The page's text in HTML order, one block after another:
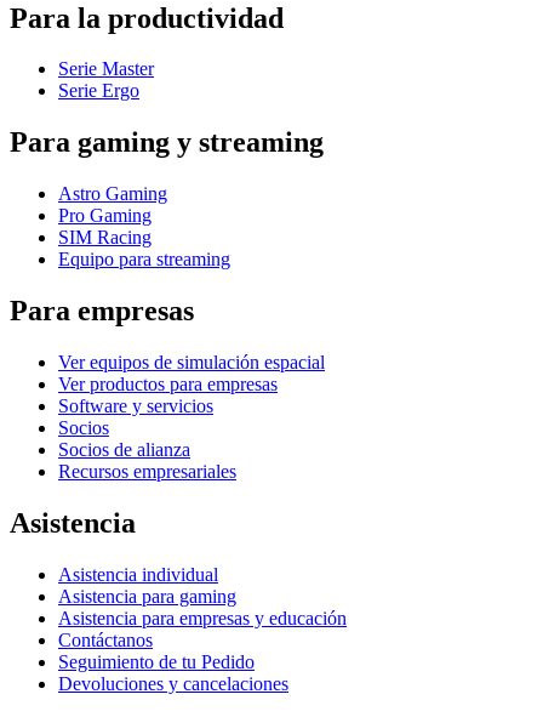
Para la productividad
Serie Master
Serie Ergo
Para gaming y streaming
Astro Gaming
Pro Gaming
SIM Racing
Equipo para streaming
Para empresas
Ver equipos de simulación espacial
Ver productos para empresas
Software y servicios
Socios
Socios de alianza
Recursos empresariales
Asistencia
Asistencia individual
Asistencia para gaming
Asistencia para empresas y educación
Contáctanos
Seguimiento de tu Pedido
Devoluciones y cancelaciones